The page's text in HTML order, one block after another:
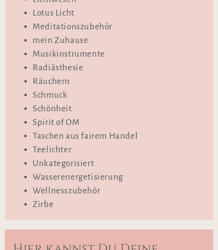
Lotus Licht
Meditationszubehör
mein Zuhause
Musikinstrumente
Radiästhesie
Räuchern
Schmuck
Schönheit
Spirit of OM
Taschen aus fairem Handel
Teelichter
Unkategorisiert
Wasserenergetisierung
Wellnesszubehör
Zirbe